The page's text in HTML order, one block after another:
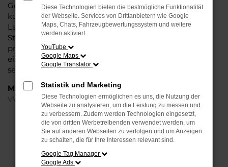
Gebrauchtwagen für Minden ist ein Fahrzeug, wie es
kompletter nicht sein könnte und überzeugt durch
Langlebigkeit und einen sehr soliden Werterhalt. Bei
Steinböhmer kommt hinzu, dass Sie sich über einen
preislichen Nachlass freuen dürfen und beim Kauf auf
ein Unternehmen mit mehr als 80 Jahren Erfahrung
setzen.
Marken
VW
FEHLER: NETWORK ERROR
Hier sind ein paar Tipps, die dir helfen können:
Diese Technologien bieten die bestmögliche Funktionalität
der Webseite. Services von Drittanbietern wie Google
Maps, Chats, Fahrzeugbewertungssystem und weitere
werden aktiviert.
YouTube
Google Maps
Google Translator
Statistik und Marketing
Diese Technologien ermöglichen es uns, die Nutzung der
Webseite zu analysieren, um die Leistung zu messen und
zu verbessern. Zudem werden Technologien eingesetzt,
die von dritten Werbetreibenden verwendet werden, um
Sie auf anderen Webseiten zu verfolgen und um Anzeigen
zu schalten, die für Ihre Interessen relevant sind.
Google Tag Manager
Google Ads